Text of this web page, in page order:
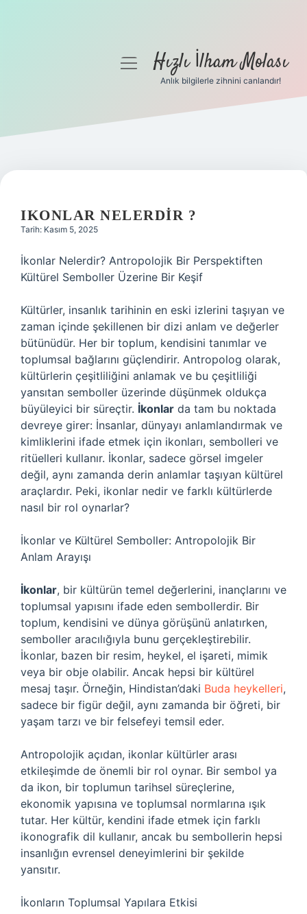
Gizlilik Politikası
Yasal Uyarı
menüyüHızlı İlham Molası
Anlık bilgilerle zihnini canlandır!
IKONLAR NELERDIR ?
Tarih: Kasım 5, 2025
İkonlar Nelerdir? Antropolojik Bir Perspektiften
Kültürel Semboller Üzerine Bir Keşif
Kültürler, insanlık tarihinin en eski izlerini taşıyan ve
zaman içinde şekillenen bir dizi anlam ve değerler
bütünüdür. Her bir toplum, kendisini tanımlar ve
toplumsal bağlarını güçlendirir. Antropolog olarak,
kültürlerin çeşitliliğini anlamak ve bu çeşitliliği
yansıtan semboller üzerinde düşünmek oldukça
büyüleyici bir süreçtir. İkonlar da tam bu noktada
devreye girer: İnsanlar, dünyayı anlamlandırmak ve
kimliklerini ifade etmek için ikonları, sembolleri ve
ritüelleri kullanır. İkonlar, sadece görsel imgeler
değil, aynı zamanda derin anlamlar taşıyan kültürel
araçlardır. Peki, ikonlar nedir ve farklı kültürlerde
nasıl bir rol oynarlar?
İkonlar ve Kültürel Semboller: Antropolojik Bir
Anlam Arayışı
İkonlar, bir kültürün temel değerlerini, inançlarını ve
toplumsal yapısını ifade eden sembollerdir. Bir
toplum, kendisini ve dünya görüşünü anlatırken,
semboller aracılığıyla bunu gerçekleştirebilir.
İkonlar, bazen bir resim, heykel, el işareti, mimik
veya bir obje olabilir. Ancak hepsi bir kültürel
mesaj taşır. Örneğin, Hindistan’daki Buda heykelleri,
sadece bir figür değil, aynı zamanda bir öğreti, bir
yaşam tarzı ve bir felsefeyi temsil eder.
Antropolojik açıdan, ikonlar kültürler arası
etkileşimde de önemli bir rol oynar. Bir sembol ya
da ikon, bir toplumun tarihsel süreçlerine,
ekonomik yapısına ve toplumsal normlarına ışık
tutar. Her kültür, kendini ifade etmek için farklı
ikonografik dil kullanır, ancak bu sembollerin hepsi
insanlığın evrensel deneyimlerini bir şekilde
yansıtır.
İkonların Toplumsal Yapılara Etkisi